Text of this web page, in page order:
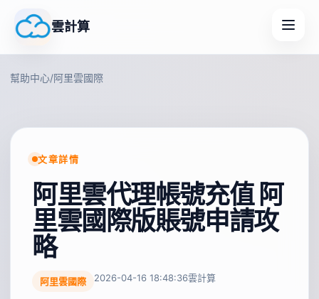
雲計算
幫助中心/阿里雲國際
文章詳情
阿里雲代理帳號充值 阿
里雲國際版賬號申請攻
略
阿里雲國際 2026-04-16 18:48:36雲計算